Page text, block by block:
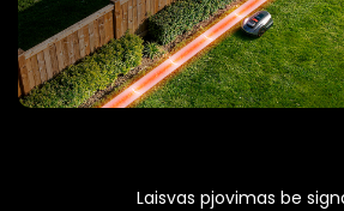
Laisvas pjovimas be